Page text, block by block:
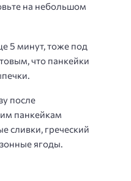
на небольшом
5 минут, тоже под
что панкейки
после
панкейкам
сливки, греческий
ягоды.